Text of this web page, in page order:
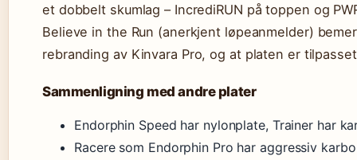
et dobbelt skumlag – IncrediRUN på toppen og
Believe in the Run (anerkjent løpeanmelder)
rebranding av Kinvara Pro, og at platen er
Sammenligning med andre plater
Endorphin Speed har nylonplate, Trainer har
Racere som Endorphin Pro har aggressiv